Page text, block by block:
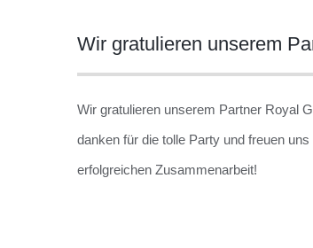
grösseres
Bild
Wir gratulieren unserem
Wir gratulieren unserem Partner Royal
danken für die tolle Party und freuen
erfolgreichen Zusammenarbeit!